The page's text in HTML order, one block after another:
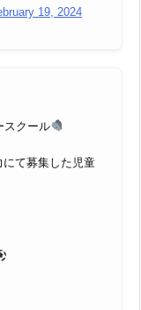
19, 2024
スクール
て募集した児童